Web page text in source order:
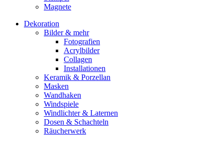
Magnete
Dekoration
Bilder & mehr
Fotografien
Acrylbilder
Collagen
Installationen
Keramik & Porzellan
Masken
Wandhaken
Windspiele
Windlichter & Laternen
Dosen & Schachteln
Räucherwerk